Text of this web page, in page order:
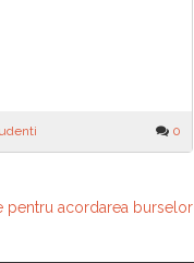
0
pentru acordarea burselor